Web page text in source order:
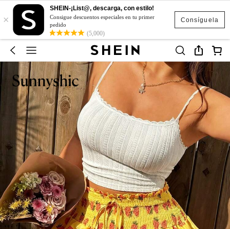
Consíguela
×
SHEIN-¡List@, descarga, con estilo!
Consigue descuentos especiales en tu primer
pedido
(5,000)